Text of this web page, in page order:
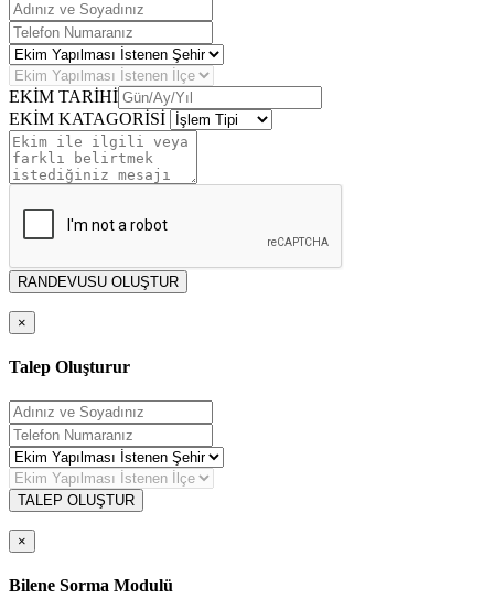
EKİM TARİHİ
EKİM KATAGORİSİ
RANDEVUSU OLUŞTUR
×
Talep Oluşturur
TALEP OLUŞTUR
×
Bilene Sorma Modulü